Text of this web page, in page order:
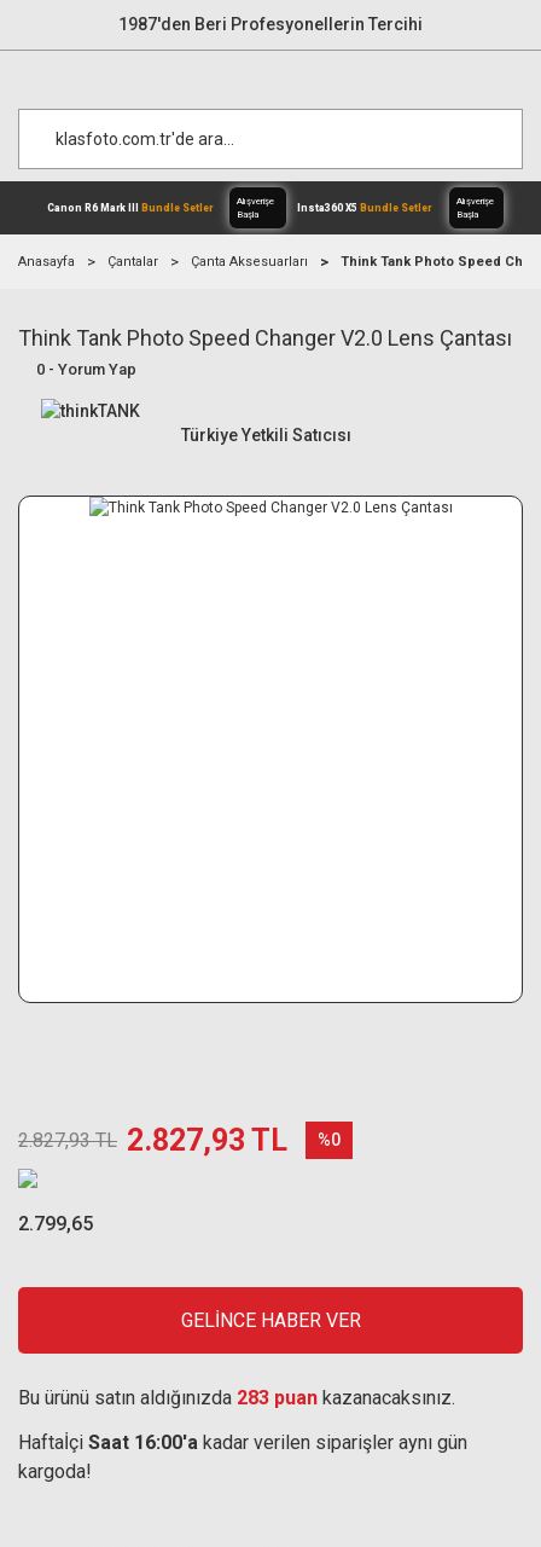
1987'den Beri Profesyonellerin Tercihi
Canon R6 Mark IIIBundle Setler
Alışverişe
Anasayfa Çantalar Çanta Aksesuarları Think Tank Photo Speed
Think Tank Photo Speed Changer V2.0 Lens Çantası
0 - Yorum Yap
Türkiye Yetkili Satıcısı
2.827,93 TL 2.827,93 TL %0
2.799,65
GELİNCE HABER VER
Bu ürünü satın aldığınızda 283 puan kazanacaksınız.
Haftaİçi Saat 16:00'a kadar verilen siparişler aynı gün
kargoda!